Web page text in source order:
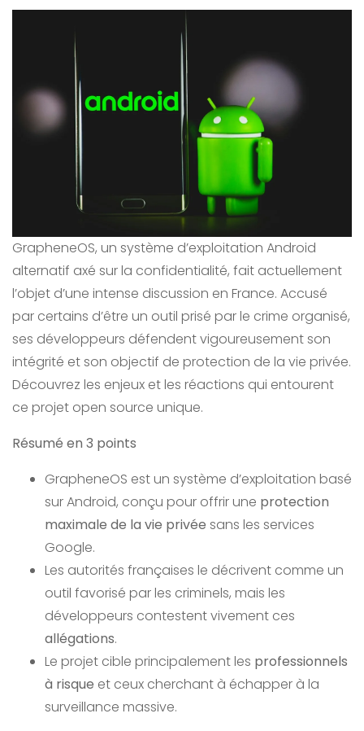
GrapheneOS, un système d’exploitation Android
alternatif axé sur la confidentialité, fait actuellement
l’objet d’une intense discussion en France. Accusé
par certains d’être un outil prisé par le crime organisé,
ses développeurs défendent vigoureusement son
intégrité et son objectif de protection de la vie privée.
Découvrez les enjeux et les réactions qui entourent
ce projet open source unique.
Résumé en 3 points
GrapheneOS est un système d’exploitation basé
sur Android, conçu pour offrir une protection
maximale de la vie privée sans les services
Google.
Les autorités françaises le décrivent comme un
outil favorisé par les criminels, mais les
développeurs contestent vivement ces
allégations.
Le projet cible principalement les professionnels
à risque et ceux cherchant à échapper à la
surveillance massive.